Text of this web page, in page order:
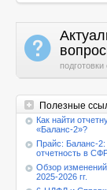
a
подготовки
Полезные
Как найти
«Баланс-2»?
Прайс: Баланс-
отчетность в
Обзор
2025-2026 гг.